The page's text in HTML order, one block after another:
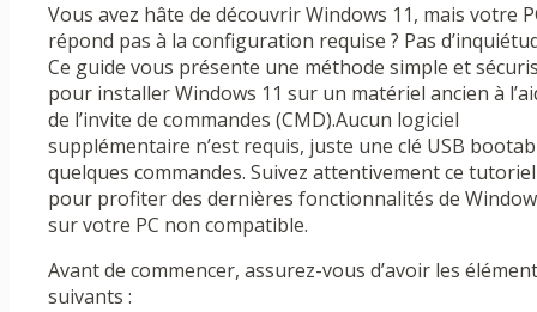
Vous avez hâte de découvrir Windows 11, mais votre
répond pas à la configuration requise ? Pas
Ce guide vous présente une méthode simple et
pour installer Windows 11 sur un matériel ancien à
de l’invite de commandes (CMD).Aucun logiciel
supplémentaire n’est requis, juste une clé USB
quelques commandes. Suivez attentivement ce tutoriel
pour profiter des dernières fonctionnalités de
sur votre PC non compatible.
Avant de commencer, assurez-vous d’avoir les
suivants :